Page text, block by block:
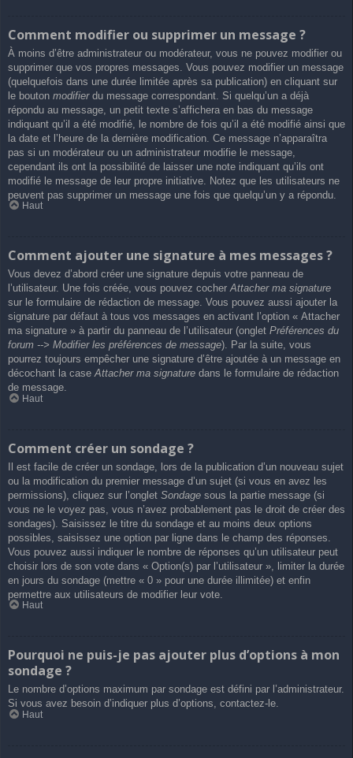
Comment modifier ou supprimer un message ?
À moins d’être administrateur ou modérateur, vous ne pouvez modifier ou
supprimer que vos propres messages. Vous pouvez modifier un message
(quelquefois dans une durée limitée après sa publication) en cliquant sur
le bouton modifierdu message correspondant. Si quelqu’un a déjà
répondu au message, un petit texte s’affichera en bas du message
indiquant qu’il a été modifié, le nombre de fois qu’il a été modifié ainsi que
la date et l’heure de la dernière modification. Ce message n’apparaîtra
pas si un modérateur ou un administrateur modifie le message,
cependant ils ont la possibilité de laisser une note indiquant qu’ils ont
modifié le message de leur propre initiative. Notez que les utilisateurs ne
peuvent pas supprimer un message une fois que quelqu’un y a répondu.
Haut
Comment ajouter une signature à mes messages ?
Vous devez d’abord créer une signature depuis votre panneau de
l’utilisateur. Une fois créée, vous pouvez cocherAttacher ma signature
sur le formulaire de rédaction de message. Vous pouvez aussi ajouter la
signature par défaut à tous vos messages en activant l’option « Attacher
ma signature » à partir du panneau de l’utilisateur (onglet Préférences du
forum --> Modifier les préférences de message). Par la suite, vous
pourrez toujours empêcher une signature d’être ajoutée à un message en
décochant la caseAttacher ma signature dans le formulaire de rédaction
de message.
Haut
Comment créer un sondage ?
Il est facile de créer un sondage, lors de la publication d’un nouveau sujet
ou la modification du premier message d’un sujet (si vous en avez les
permissions), cliquez sur l’onglet Sondage sous la partie message (si
vous ne le voyez pas, vous n’avez probablement pas le droit de créer des
sondages). Saisissez le titre du sondage et au moins deux options
possibles, saisissez une option par ligne dans le champ des réponses.
Vous pouvez aussi indiquer le nombre de réponses qu’un utilisateur peut
choisir lors de son vote dans « Option(s) par l’utilisateur », limiter la durée
en jours du sondage (mettre « 0 » pour une durée illimitée) et enfin
permettre aux utilisateurs de modifier leur vote.
Haut
Pourquoi ne puis-je pas ajouter plus d’options à mon
sondage ?
Le nombre d’options maximum par sondage est défini par l’administrateur.
Si vous avez besoin d’indiquer plus d’options, contactez-le.
Haut